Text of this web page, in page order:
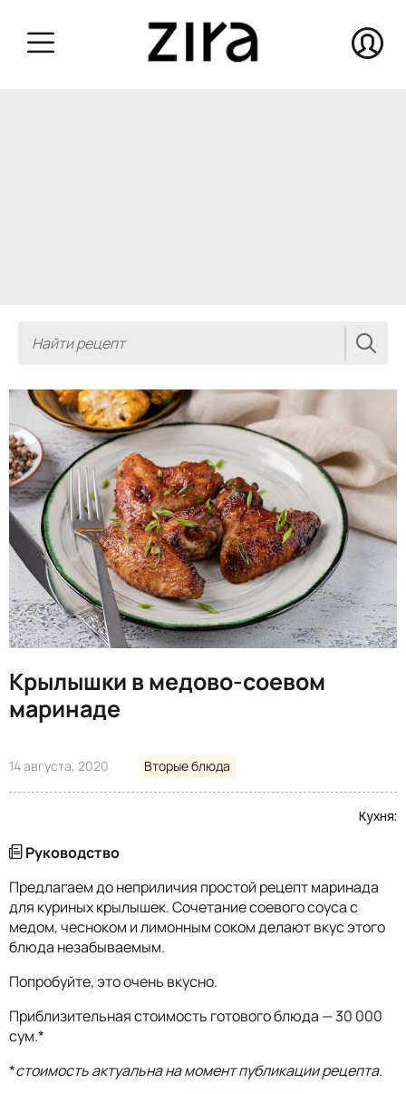
Крылышки в медово-соевом
маринаде
14 августа, 2020 Вторые блюда
Кухня:
Руководство
Предлагаем до неприличия простой рецепт маринада
для куриных крылышек. Сочетание соевого соуса с
медом, чесноком и лимонным соком делают вкус этого
блюда незабываемым.
Попробуйте, это очень вкусно.
Приблизительная стоимость готового блюда — 30 000
сум.*
*стоимость актуальна на момент публикации рецепта.